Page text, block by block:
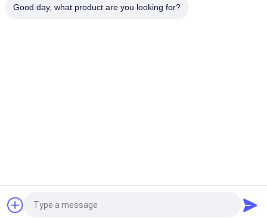
Quote request suatu
Good day, what product are you looking for?